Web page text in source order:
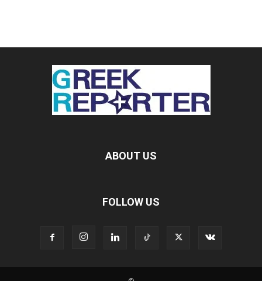
ABOUT US
FOLLOW US